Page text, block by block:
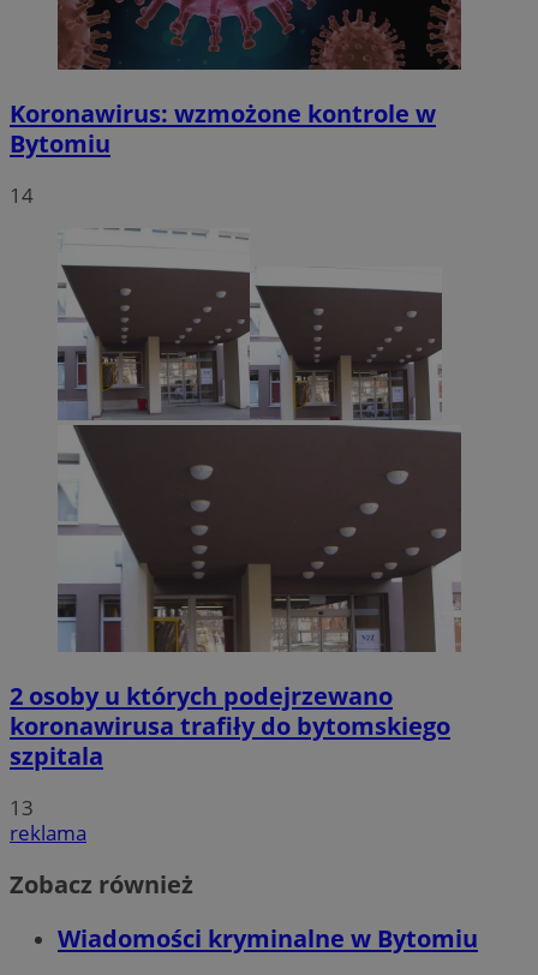
Koronawirus: wzmożone kontrole w
Bytomiu
14
2 osoby u których podejrzewano
koronawirusa trafiły do bytomskiego
szpitala
13
reklama
Zobacz również
Wiadomości kryminalne w Bytomiu